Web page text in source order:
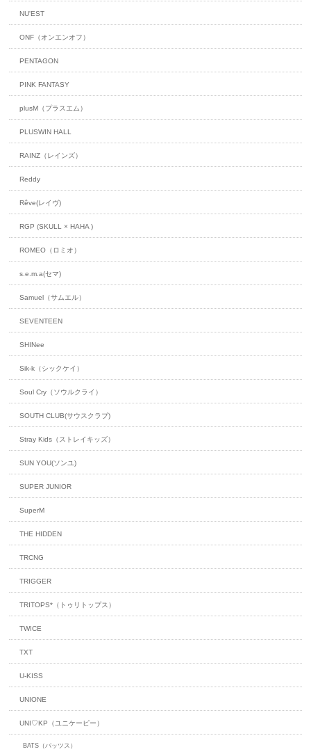
NU'EST
ONF（オンエンオフ）
PENTAGON
PINK FANTASY
plusM（プラスエム）
PLUSWIN HALL
RAINZ（レインズ）
Reddy
Rêve(レイヴ)
RGP (SKULL × HAHA )
ROMEO（ロミオ）
s.e.m.a(セマ)
Samuel（サムエル）
SEVENTEEN
SHINee
Sik-k（シックケイ）
Soul Cry（ソウルクライ）
SOUTH CLUB(サウスクラブ)
Stray Kids（ストレイキッズ）
SUN YOU(ソンユ)
SUPER JUNIOR
SuperM
THE HIDDEN
TRCNG
TRIGGER
TRITOPS*（トゥリトップス）
TWICE
TXT
U-KISS
UNIONE
UNI♡KP（ユニケーピー）
BATS（バッツス）